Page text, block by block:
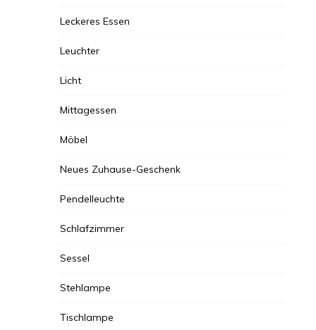
Leckeres Essen
Leuchter
Licht
Mittagessen
Möbel
Neues Zuhause-Geschenk
Pendelleuchte
Schlafzimmer
Sessel
Stehlampe
Tischlampe